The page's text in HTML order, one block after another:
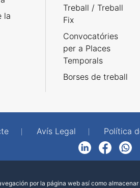
la
Treball / Treball
Fix
Convocatóries
per a Places
Temporals
Borses de treball
Avís Legal Política
FacebookWhatsApp
por la página web así como